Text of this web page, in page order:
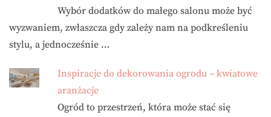
Wybór dodatków do małego salonu może być
wyzwaniem, zwłaszcza gdy zależy nam na podkreśleniu
stylu, a jednocześnie …
Inspiracje do dekorowania ogrodu – kwiatowe
aranżacje
Ogród to przestrzeń, która może stać się